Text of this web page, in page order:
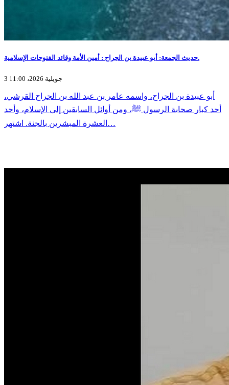
حديث الجمعة: أبو عبيدة بن الجراح : أمين الأمة وقائد الفتوحات الإسلامية.
3 جويلية 2026، 11:00
أبو عبيدة بن الجراح، واسمه عامر بن عبد الله بن الجراح القرشي،
أحد كبار صحابة الرسول ﷺ، ومن أوائل السابقين إلى الإسلام، وأحد
العشرة المبشرين بالجنة. اشتهر…